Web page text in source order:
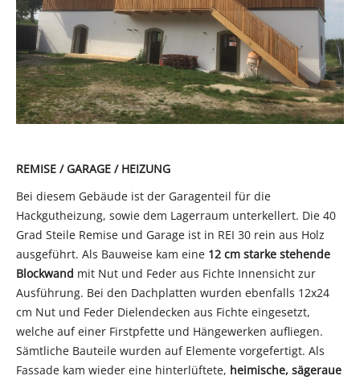
REMISE / GARAGE / HEIZUNG
Bei diesem Gebäude ist der Garagenteil für die
Hackgutheizung, sowie dem Lagerraum unterkellert. Die 40
Grad Steile Remise und Garage ist in REI 30 rein aus Holz
ausgeführt. Als Bauweise kam eine 12 cm starke stehende
Blockwand mit Nut und Feder aus Fichte Innensicht zur
Ausführung. Bei den Dachplatten wurden ebenfalls 12x24
cm Nut und Feder Dielendecken aus Fichte eingesetzt,
welche auf einer Firstpfette und Hängewerken aufliegen.
Sämtliche Bauteile wurden auf Elemente vorgefertigt. Als
Fassade kam wieder eine hinterlüftete, heimische, sägeraue